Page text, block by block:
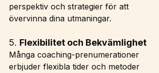
perspektiv och strategier för att
övervinna dina utmaningar.
5. Flexibilitet och Bekvämlighet
Många coaching-prenumerationer
erbjuder flexibla tider och metoder